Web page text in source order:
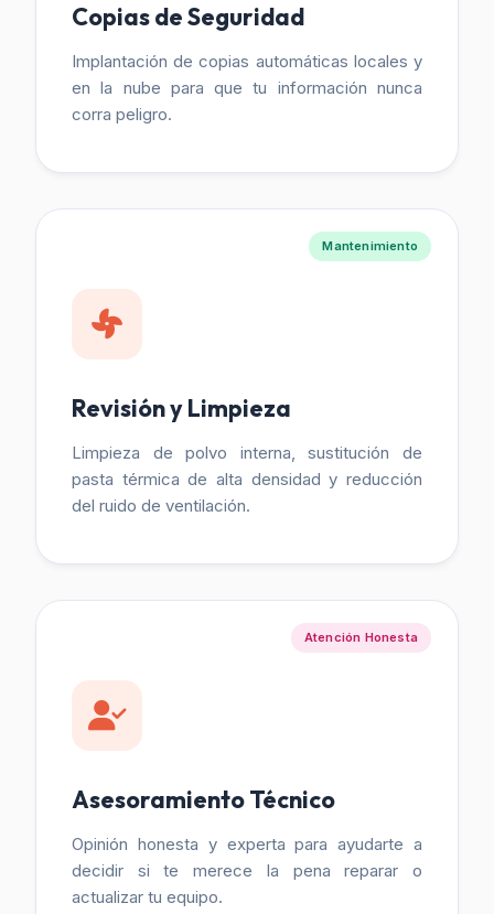
Copias de Seguridad
Implantación de copias automáticas locales y
en la nube para que tu información nunca
corra peligro.
Mantenimiento
Revisión y Limpieza
Limpieza de polvo interna, sustitución de
pasta térmica de alta densidad y reducción
del ruido de ventilación.
Atención Honesta
Asesoramiento Técnico
Opinión honesta y experta para ayudarte a
decidir si te merece la pena reparar o
actualizar tu equipo.